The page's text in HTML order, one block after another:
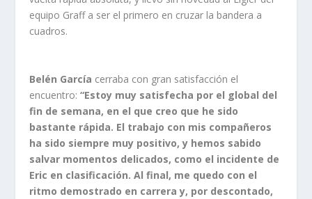
equipo Graff a ser el primero en cruzar la bandera a
cuadros.
Belén García cerraba con gran satisfacción el
encuentro:“Estoy muy satisfecha por el global del
fin de semana, en el que creo que he sido
bastante rápida. El trabajo con mis compañeros
ha sido siempre muy positivo, y hemos sabido
salvar momentos delicados, como el incidente de
Eric en clasificación. Al final, me quedo con el
ritmo demostrado en carrera y, por descontado,